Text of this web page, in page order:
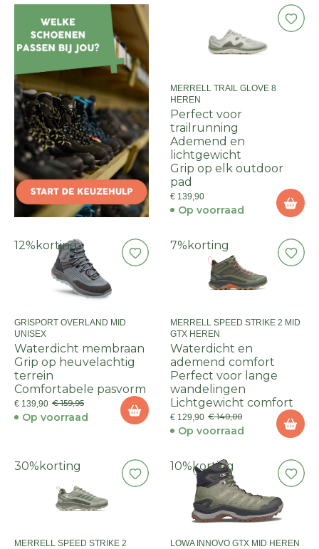
MERRELL TRAIL GLOVE 8
HEREN
Perfect voor
trailrunning
Ademend en
lichtgewicht
Grip op elk outdoor
pad
€ 139,90
Op voorraad
12% korting
GRISPORT OVERLAND MID
UNISEX
Waterdicht membraan
Grip op heuvelachtig
terrein
Comfortabele pasvorm
€ 139,90 € 159,95
Op voorraad
7% korting
MERRELL SPEED STRIKE 2 MID
GTX HEREN
Waterdicht en
ademend comfort
Perfect voor lange
wandelingen
Lichtgewicht comfort
€ 129,90 € 140,00
Op voorraad
30% korting
MERRELL SPEED STRIKE 2
10%korting
LOWA INNOVO GTX MID HEREN